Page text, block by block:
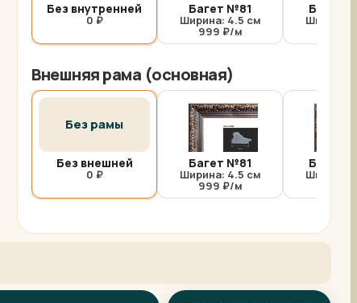
Без внутренней
0 ₽
Багет №81
Ширина: 4.5 см
999 ₽/м
Багет
Ширина:
Внешняя рама (основная)
Без рамы
Без внешней
0 ₽
Багет №81
Ширина: 4.5 см
999 ₽/м
Багет
Ширина: